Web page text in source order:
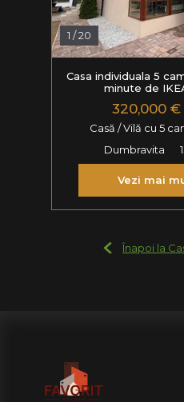
1 /20
Casa individuala 5
minute de
320,000 €
Casă / Vilă cu 5
Dumbravita
Vezi mai
Înapoi la